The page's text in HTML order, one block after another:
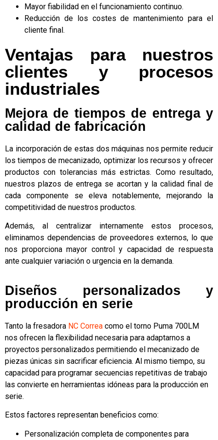
Mayor fiabilidad en el funcionamiento continuo.
Reducción de los costes de mantenimiento para el
cliente final.
Ventajas para nuestros
clientes y procesos
industriales
Mejora de tiempos de entrega y
calidad de fabricación
La incorporación de estas dos máquinas nos permite reducir
los tiempos de mecanizado, optimizar los recursos y ofrecer
productos con tolerancias más estrictas. Como resultado,
nuestros plazos de entrega se acortan y la calidad final de
cada componente se eleva notablemente, mejorando la
competitividad de nuestros productos.
Además, al centralizar internamente estos procesos,
eliminamos dependencias de proveedores externos, lo que
nos proporciona mayor control y capacidad de respuesta
ante cualquier variación o urgencia en la demanda.
Diseños personalizados y
producción en serie
Tanto la fresadora NC Correa como el torno Puma 700LM
nos ofrecen la flexibilidad necesaria para adaptarnos a
proyectos personalizados permitiendo el mecanizado de
piezas únicas sin sacrificar eficiencia. Al mismo tiempo, su
capacidad para programar secuencias repetitivas de trabajo
las convierte en herramientas idóneas para la producción en
serie.
Estos factores representan beneficios como:
Personalización completa de componentes para